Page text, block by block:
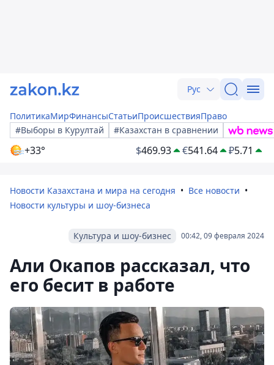
Рус
ПолитикаМирФинансыСтатьиПроисшествияПраво
#Выборы в Курултай
#Казахстан в сравнении
+33° $469.93 €541.64 ₽5.71
Новости Казахстана и мира на сегодня
Все новости
Новости культуры и шоу-бизнеса
00:42, 09 февраля 2024
Культура и шоу-бизнес
Али Окапов рассказал, что
его бесит в работе